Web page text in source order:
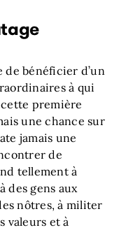
de bénéficier d’un
à qui
première
une chance sur
jamais une
de
tellement à
des gens aux
nôtres, à militer
valeurs et à